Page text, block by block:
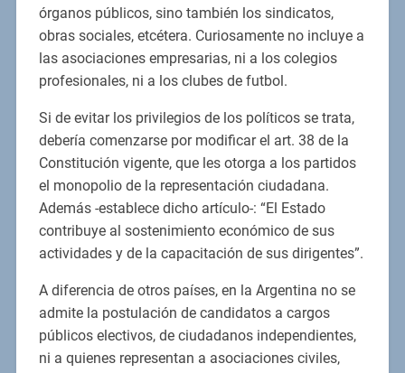
órganos públicos, sino también los sindicatos,
obras sociales, etcétera. Curiosamente no incluye a
las asociaciones empresarias, ni a los colegios
profesionales, ni a los clubes de futbol.
Si de evitar los privilegios de los políticos se trata,
debería comenzarse por modificar el art. 38 de la
Constitución vigente, que les otorga a los partidos
el monopolio de la representación ciudadana.
Además -establece dicho artículo-: “El Estado
contribuye al sostenimiento económico de sus
actividades y de la capacitación de sus dirigentes”.
A diferencia de otros países, en la Argentina no se
admite la postulación de candidatos a cargos
públicos electivos, de ciudadanos independientes,
ni a quienes representan a asociaciones civiles,